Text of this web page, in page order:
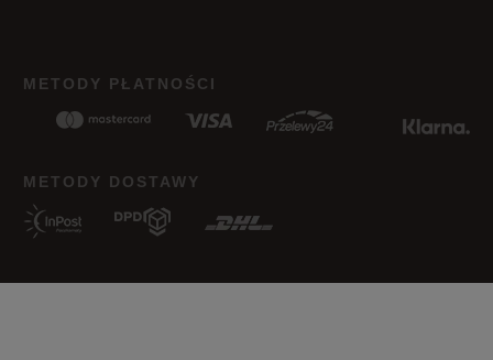
METODY PŁATNOŚCI
METODY DOSTAWY